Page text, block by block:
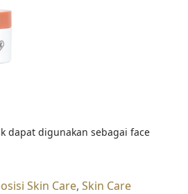
dapat digunakan sebagai face
Skin Care, Skin Care